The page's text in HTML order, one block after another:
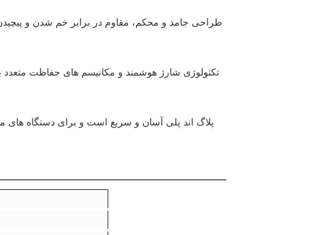
طراحی جامد و محکم، مقاوم در برابر خم شدن و
تکنولوژی شارژ هوشمند و مکانیسم های حفاظت
پلاگ اند پلی آسان و سریع است و برای دستگاه های